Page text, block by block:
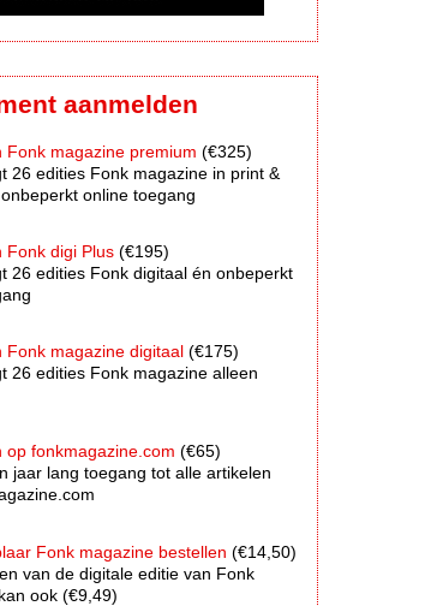
aanmelden
Fonk magazine premium (€325)
26 edities Fonk magazine in print &
online toegang
Fonk digi Plus (€195)
26 edities Fonk digitaal én onbeperkt
Fonk magazine digitaal (€175)
26 edities Fonk magazine alleen
op fonkmagazine.com (€65)
jaar lang toegang tot alle artikelen
Fonk magazine bestellen (€14,50)
van de digitale editie van Fonk
ook (€9,49)